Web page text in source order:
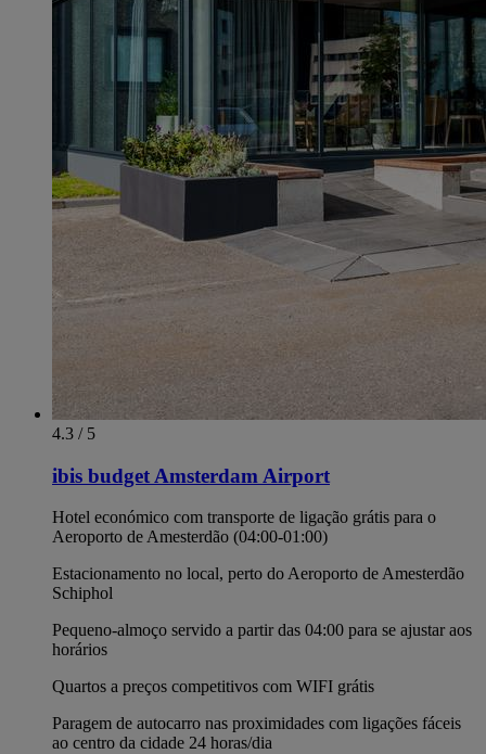
4.3 / 5
ibis budget Amsterdam Airport
Hotel económico com transporte de ligação grátis para o
Aeroporto de Amesterdão (04:00-01:00)
Estacionamento no local, perto do Aeroporto de Amesterdão
Schiphol
Pequeno-almoço servido a partir das 04:00 para se ajustar aos
horários
Quartos a preços competitivos com WIFI grátis
Paragem de autocarro nas proximidades com ligações fáceis
ao centro da cidade 24 horas/dia